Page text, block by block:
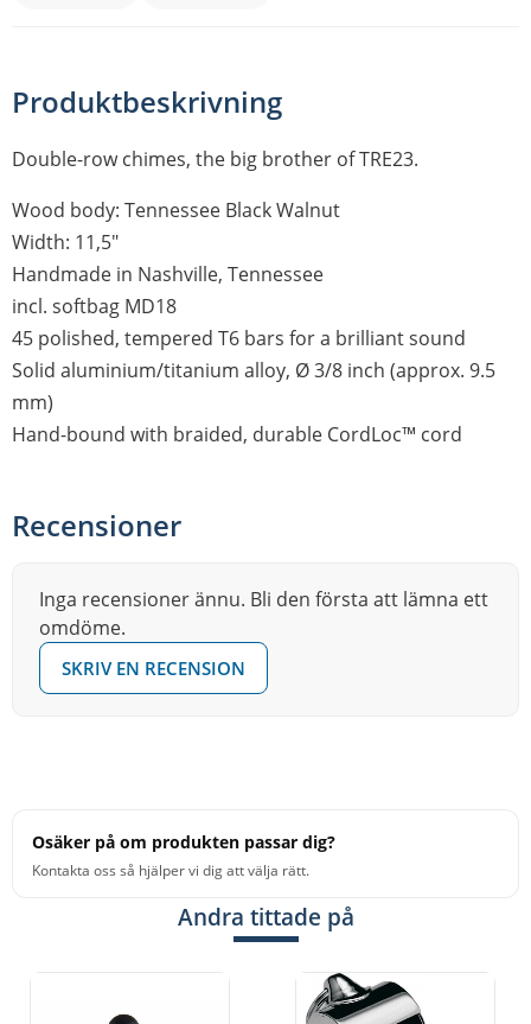
Produktbeskrivning
Double-row chimes, the big brother of TRE23.
Wood body: Tennessee Black Walnut
Width: 11,5″
Handmade in Nashville, Tennessee
incl. softbag MD18
45 polished, tempered T6 bars for a brilliant sound
Solid aluminium/titanium alloy, Ø 3/8 inch (approx. 9.5
mm)
Hand-bound with braided, durable CordLoc™ cord
Recensioner
Inga recensioner ännu. Bli den första att lämna ett
omdöme.
SKRIV EN RECENSION
Osäker på om produkten passar dig?
Kontakta oss så hjälper vi dig att välja rätt.
Andra tittade på